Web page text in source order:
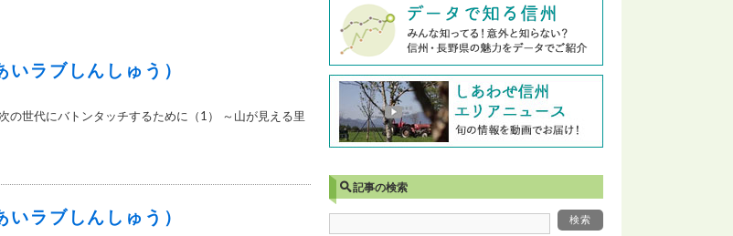
ラブしんしゅう）
の世代にバトンタッチするために（1） ～山が見える里
ラブしんしゅう）
記事の検索